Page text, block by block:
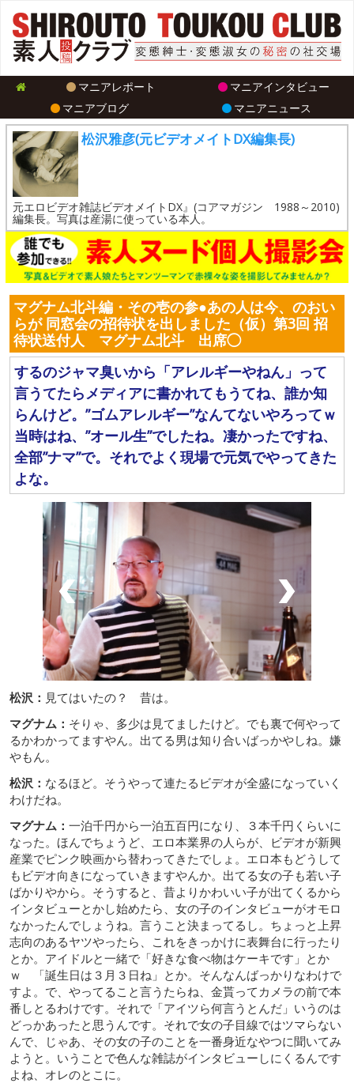
マニアレポート
マニアインタビュー
マニアブログ
マニアニュース
松沢雅彦(元ビデオメイトDX編集長)
元エロビデオ雑誌ビデオメイトDX』(コアマガジン 1988～2010)
編集長。写真は産湯に使っている本人。
マグナム北斗編・その壱の参●あの人は今、のおい
らが 同窓会の招待状を出しました（仮）第3回 招
待状送付人 マグナム北斗 出席◯
するのジャマ臭いから「アレルギーやねん」って
言うてたらメディアに書かれてもうてね、誰か知
らんけど。”ゴムアレルギー”なんてないやろってｗ
当時はね、”オール生”でしたね。凄かったですね、
全部”ナマ”で。それでよく現場で元気でやってきた
よな。
松沢： 見てはいたの？ 昔は。
マグナム： そりゃ、多少は見てましたけど。でも裏で何やって
るかわかってますやん。出てる男は知り合いばっかやしね。嫌
やもん。
松沢： なるほど。そうやって連たるビデオが全盛になっていく
わけだね。
マグナム： 一泊千円から一泊五百円になり、３本千円くらいに
なった。ほんでちょうど、エロ本業界の人らが、ビデオが新興
産業でピンク映画から替わってきたでしょ。エロ本もどうして
もビデオ向きになっていきますやんか。出てる女の子も若い子
ばかりやから。そうすると、昔よりかわいい子が出てくるから
インタビューとかし始めたら、女の子のインタビューがオモロ
なかったんでしょうね。言うこと決まってるし。ちょっと上昇
志向のあるヤツやったら、これをきっかけに表舞台に行ったり
とか。アイドルと一緒で「好きな食べ物はケーキです」とか
ｗ 「誕生日は３月３日ね」とか。そんなんばっかりなわけで
すよ。で、やってること言うたらね、金貰ってカメラの前で本
番しとるわけです。それで「アイツら何言うとんだ」いうのは
どっかあったと思うんです。それで女の子目線ではツマらない
んで、じゃあ、その女の子のことを一番身近なやつに聞いてみ
ようと。いうことで色んな雑誌がインタビューしにくるんです
よね、オレのとこに。